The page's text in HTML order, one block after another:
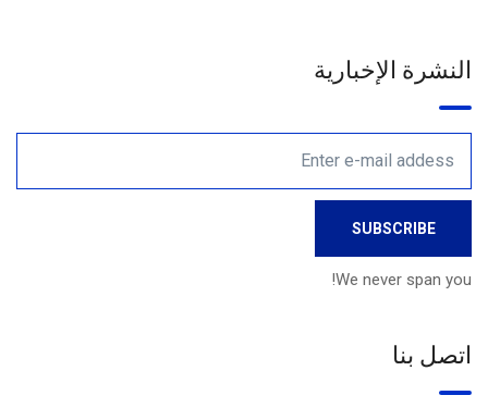
النشرة الإخبارية
We never span you!
اتصل بنا